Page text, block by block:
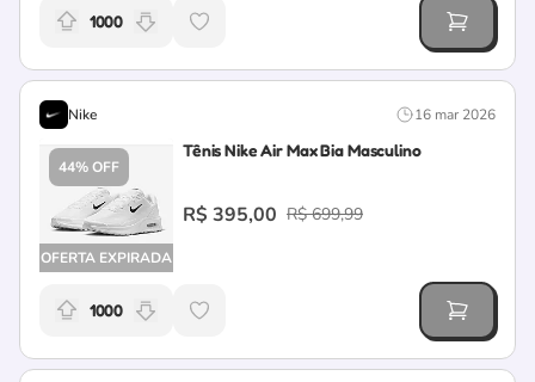
Relevância da oferta: 1000 pontos
1000
16 mar 2026
Nike
44% OFF
OFERTA EXPIRADA
Tênis Nike Air Max Bia Masculino
R$ 395,00 R$ 699,99
Relevância da oferta: 1000 pontos
1000